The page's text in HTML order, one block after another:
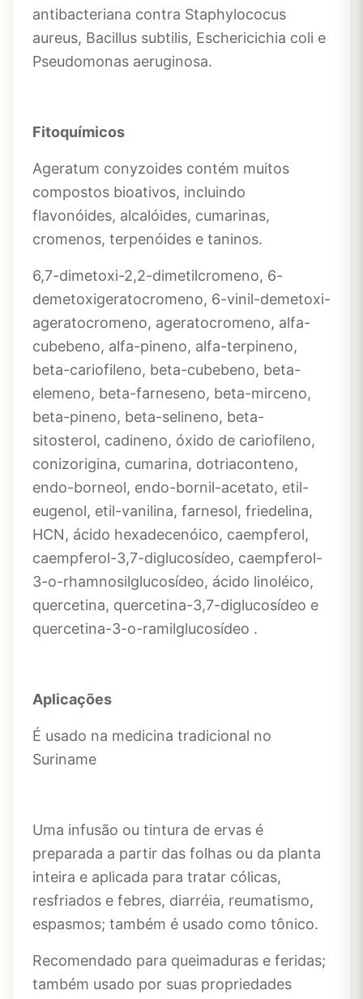
antibacteriana contra Staphylococus
aureus, Bacillus subtilis, Eschericichia coli e
Pseudomonas aeruginosa.
Fitoquímicos
Ageratum conyzoides contém muitos
compostos bioativos, incluindo
flavonóides, alcalóides, cumarinas,
cromenos, terpenóides e taninos.
6,7-dimetoxi-2,2-dimetilcromeno, 6-
demetoxigeratocromeno, 6-vinil-demetoxi-
ageratocromeno, ageratocromeno, alfa-
cubebeno, alfa-pineno, alfa-terpineno,
beta-cariofileno, beta-cubebeno, beta-
elemeno, beta-farneseno, beta-mirceno,
beta-pineno, beta-selineno, beta-
sitosterol, cadineno, óxido de cariofileno,
conizorigina, cumarina, dotriaconteno,
endo-borneol, endo-bornil-acetato, etil-
eugenol, etil-vanilina, farnesol, friedelina,
HCN, ácido hexadecenóico, caempferol,
caempferol-3,7-diglucosídeo, caempferol-
3-o-rhamnosilglucosídeo, ácido linoléico,
quercetina, quercetina-3,7-diglucosídeo e
quercetina-3-o-ramilglucosídeo .
Aplicações
É usado na medicina tradicional no
Suriname
Uma infusão ou tintura de ervas é
preparada a partir das folhas ou da planta
inteira e aplicada para tratar cólicas,
resfriados e febres, diarréia, reumatismo,
espasmos; também é usado como tônico.
Recomendado para queimaduras e feridas;
também usado por suas propriedades